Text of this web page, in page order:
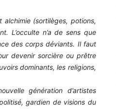
(sortilèges, potions,
L’occulte n’a de sens que
des corps déviants. Il faut
devenir sorcière ou prêtre
dominants, les religions,
génération d’artistes
gardien de visions du